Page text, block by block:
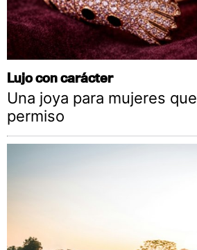
Lujo con carácter
Una joya para mujeres
permiso